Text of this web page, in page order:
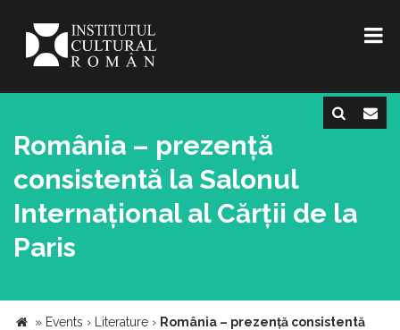
România – prezență
consistentă la Salonul
Internațional al Cărții de la
Paris
» Events › Literature › România – prezență consistentă